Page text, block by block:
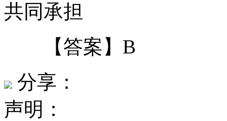
共同承担
【答案】B
分享：
声明：